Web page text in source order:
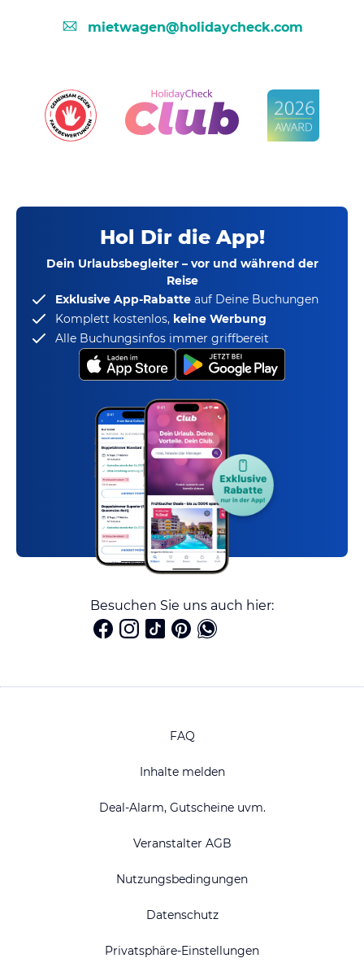
mietwagen@holidaycheck.com
Hol Dir die App!
Dein Urlaubsbegleiter – vor und während der
Reise
Exklusive App-Rabatte auf Deine Buchungen
Komplett kostenlos, keine Werbung
Alle Buchungsinfos immer griffbereit
Besuchen Sie uns auch hier:
FAQ
Inhalte melden
Deal-Alarm, Gutscheine uvm.
Veranstalter AGB
Nutzungsbedingungen
Datenschutz
Privatsphäre-Einstellungen